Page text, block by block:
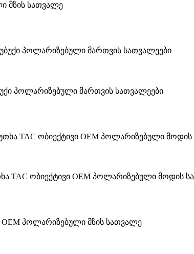
მზის სათვალე
პოლარიზებული მართვის სათვალეები
TAC ობიექტივი OEM პოლარიზებული მოდის